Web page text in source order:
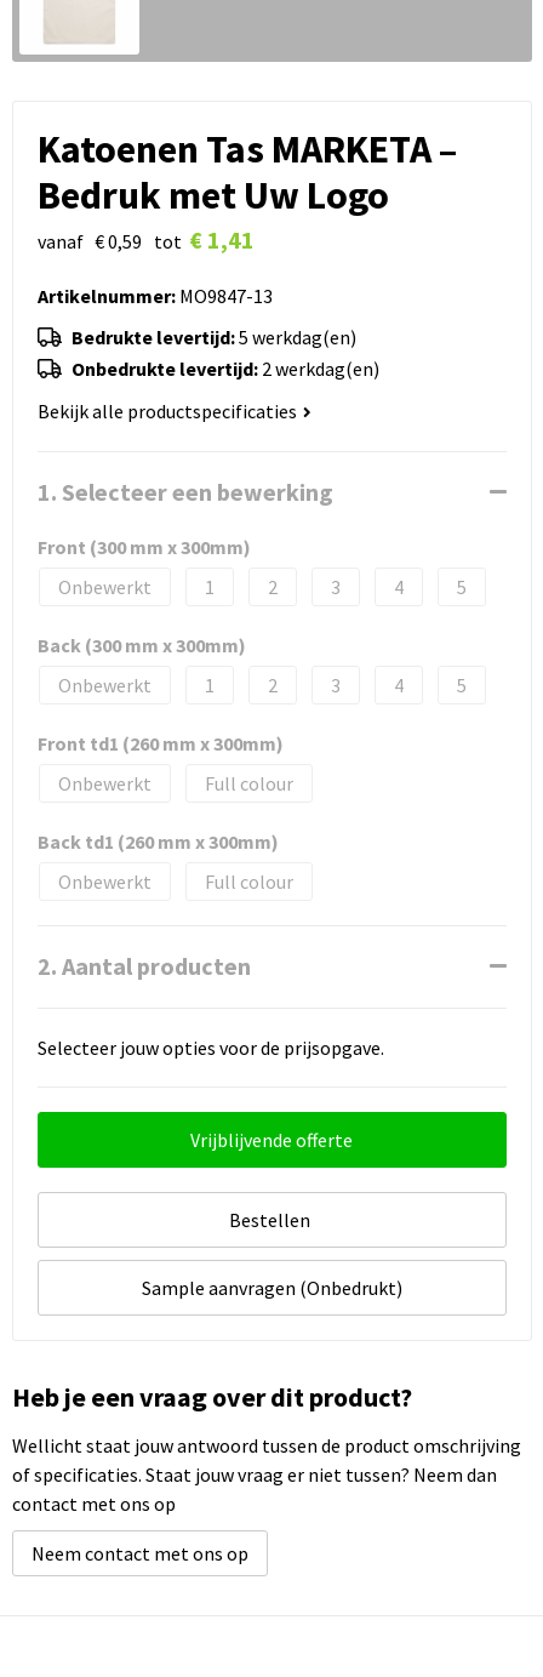
Katoenen Tas MARKETA –
Bedruk met Uw Logo
vanaf € 0,59 tot € 1,41
Artikelnummer:MO9847-13
Bedrukte levertijd:5 werkdag(en)
Onbedrukte levertijd: 2 werkdag(en)
Bekijk alle productspecificaties
1. Selecteer een bewerking
Front (300 mm x 300mm)
Onbewerkt
1 2 3 4 5
Back (300 mm x 300mm)
Onbewerkt
1 2 3 4 5
Front td1 (260 mm x 300mm)
Onbewerkt
Full colour
Back td1 (260 mm x 300mm)
Onbewerkt
Full colour
2. Aantal producten
Selecteer jouw opties voor de prijsopgave.
Vrijblijvende offerte
Bestellen
Sample aanvragen (Onbedrukt)
Heb je een vraag over dit product?
Wellicht staat jouw antwoord tussen de product omschrijving
of specificaties. Staat jouw vraag er niet tussen? Neem dan
contact met ons op
Neem contact met ons op